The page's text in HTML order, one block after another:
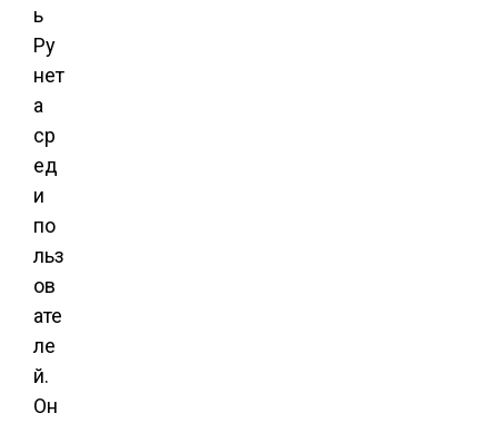
ь
Ру
нет
а
ср
ед
и
по
льз
ов
ате
ле
й.
Он